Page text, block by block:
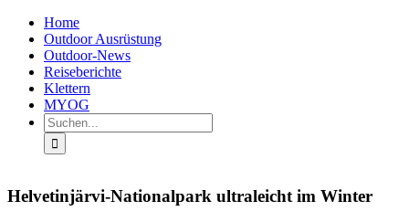
Zum
Inhalt
springen
Facebook
InstagramHome
Outdoor Ausrüstung
Outdoor-News
Reiseberichte
Klettern
MYOG
Suche
nach:
Helvetinjärvi-Nationalpark ultraleicht im Winter